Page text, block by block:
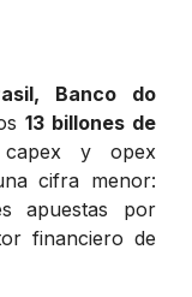
Banco do
13 billones de
y opex
cifra menor:
apuestas por
financiero de